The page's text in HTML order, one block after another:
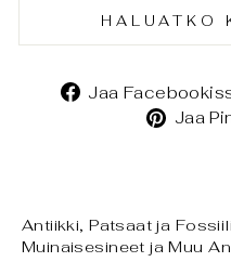
HALUATKO
Jaa
Jaa
Antiikki, Patsaat ja
Muinaisesineet ja Muu